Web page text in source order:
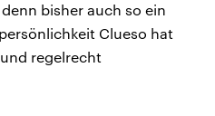
bisher auch so ein
Clueso hat
regelrecht